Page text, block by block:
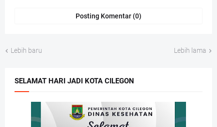
Posting Komentar (0)
Lebih baru Lebih lama
SELAMAT HARI JADI KOTA CILEGON